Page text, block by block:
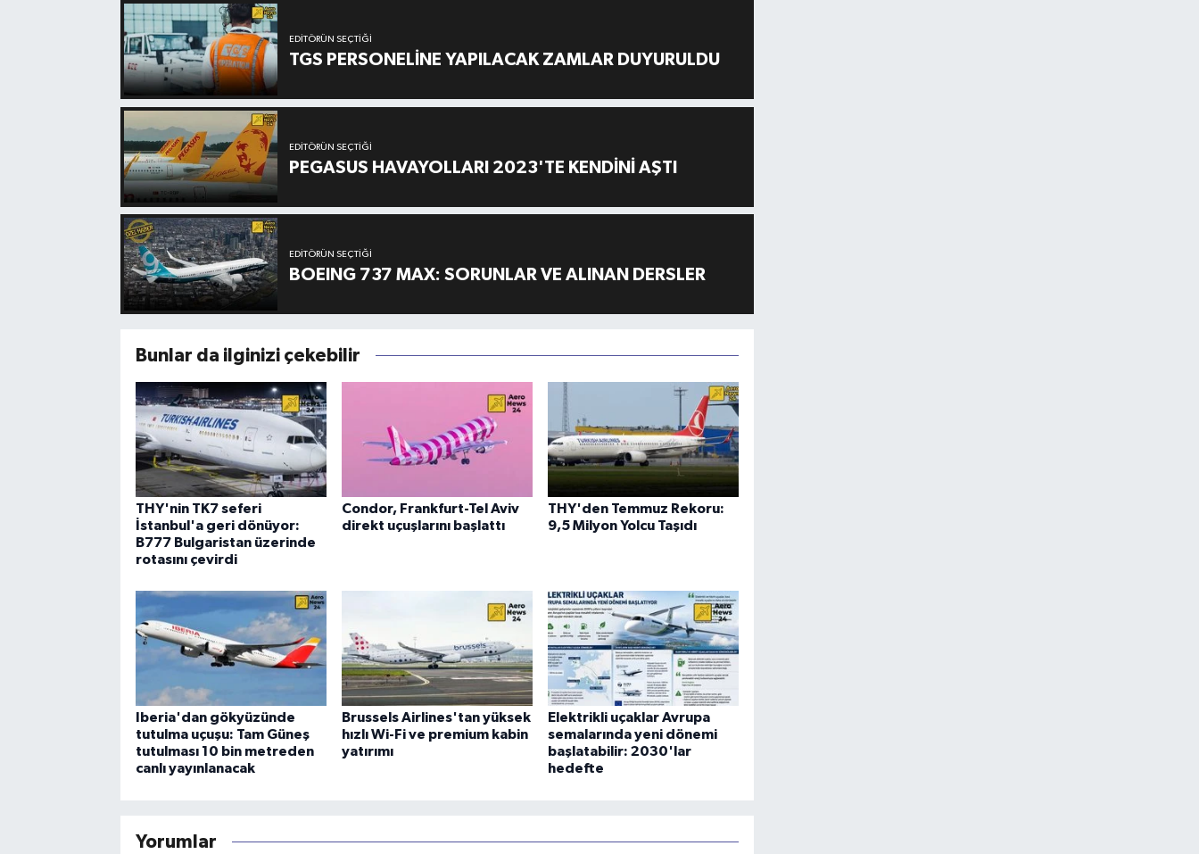
EDITÖRÜN SEÇTIĞI
TGS PERSONELİNE YAPILACAK ZAMLAR DUYURULDU
EDITÖRÜN SEÇTIĞI
PEGASUS HAVAYOLLARI 2023'TE KENDİNİ AŞTI
EDITÖRÜN SEÇTIĞI
BOEING 737 MAX: SORUNLAR VE ALINAN DERSLER
Bunlar da ilginizi çekebilir
THY'nin TK7 seferi
İstanbul'a geri dönüyor:
B777 Bulgaristan üzerinde
rotasını çevirdi
Condor, Frankfurt-Tel Aviv
direkt uçuşlarını başlattı
THY'den Temmuz Rekoru:
9,5 Milyon Yolcu Taşıdı
Iberia'dan gökyüzünde
tutulma uçuşu: Tam Güneş
tutulması 10 bin metreden
canlı yayınlanacak
Brussels Airlines'tan yüksek
hızlı Wi-Fi ve premium kabin
yatırımı
Elektrikli uçaklar Avrupa
semalarında yeni dönemi
başlatabilir: 2030'lar
hedefte
Yorumlar